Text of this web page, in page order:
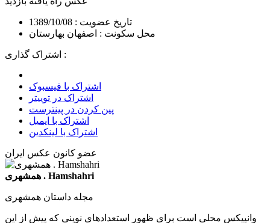
تاریخ عضویت : 1389/10/08
محل سکونت : اصفهان بهارستان
اشتراک گذاری :
اشتراک با فیسبوک
اشتراک در توییتر
پین کردن در پینترست
اشتراک با ایمیل
اشتراک با لینکدین
عضو کانون عکس ایران
همشهری . Hamshahri
مجله داستان همشهری
وانپیکس محلی است برای ظهور استعدادهای نوینی که پیش از این